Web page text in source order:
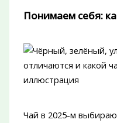
Понимаем себя:
Чай в 2025-м